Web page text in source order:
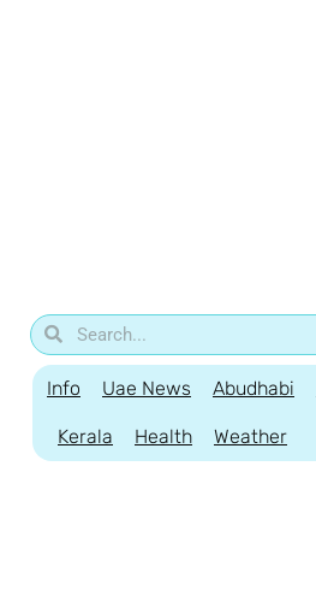
Info Uae News Abudhabi
Kerala Health Weather